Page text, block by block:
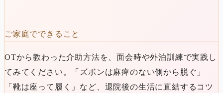
ご家庭でできること
OTから教わった介助方法を、面会時や外泊訓練で実践し
てみてください。「ズボンは麻痺のない側から脱ぐ」
「靴は座って履く」など、退院後の生活に直結するコツ